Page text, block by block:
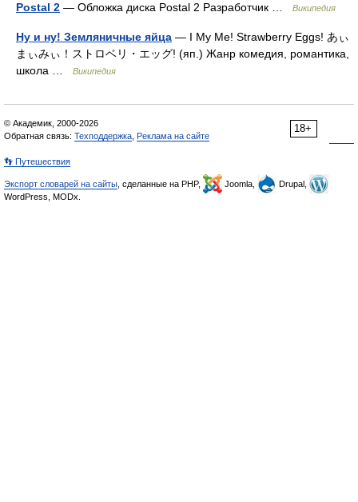
Postal 2 — Обложка диска Postal 2 Разработчик … Википедия
Ну и ну! Земляничные яйца — I My Me! Strawberry Eggs! あぃ
まぃみぃ！ストロベリ・エッグ! (яп.) Жанр комедия, романтика,
школа …
Википедия
18+
© Академик, 2000-2026
Обратная связь: Техподдержка Реклама на сайте
👣 Путешествия
Экспорт словарей на сайты , сделанные на PHP, Joomla,
Drupal,
WordPress, MODx.